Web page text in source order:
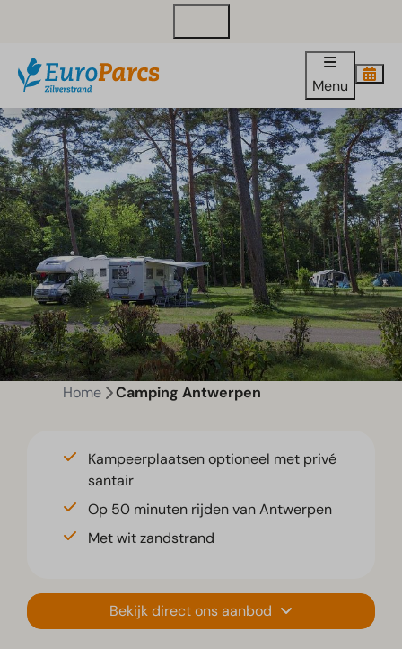
Menu
Home Camping Antwerpen
Kampeerplaatsen optioneel met privé
santair
Op 50 minuten rijden van Antwerpen
Met wit zandstrand
Bekijk direct ons aanbod